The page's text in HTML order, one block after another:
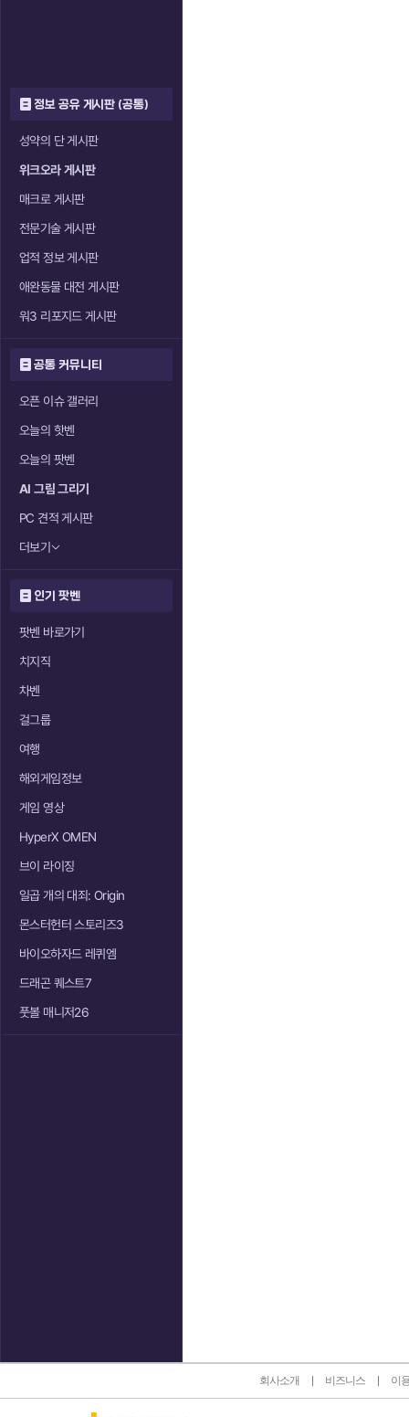
정보 공유 게시판 (공통)
성약의 단 게시판
위크오라 게시판
매크로 게시판
전문기술 게시판
업적 정보 게시판
애완동물 대전 게시판
워3 리포지드 게시판
공통 커뮤니티
오픈 이슈 갤러리
오늘의 핫벤
오늘의 팟벤
AI 그림 그리기
PC 견적 게시판
더보기
인기 팟벤
팟벤 바로가기
치지직
차벤
걸그룹
여행
해외게임정보
게임 영상
HyperX OMEN
브이 라이징
일곱 개의 대죄: Origin
몬스터헌터 스토리즈3
바이오하자드 레퀴엠
드래곤 퀘스트7
풋볼 매니저26
회사소개 비즈니스 이